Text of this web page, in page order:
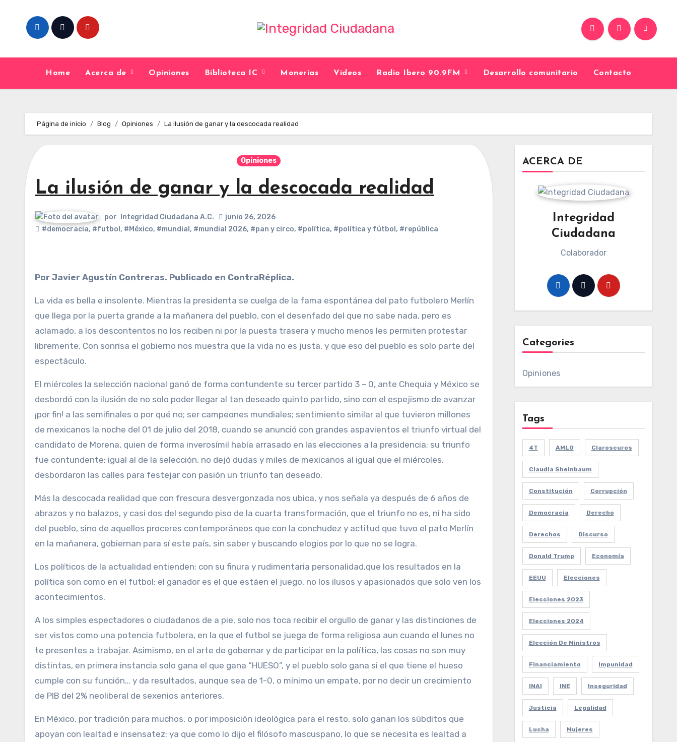
content
Home Acerca de Opiniones Biblioteca IC Monerías Videos Radio Ibero 90.9FM Desarrollo comunitario Contacto
Página de inicio Blog Opiniones La ilusión de ganar y la descocada realidad
Opiniones
La ilusión de ganar y la descocada realidad
por Integridad Ciudadana A.C.
junio 26, 2026
#democracia, #futbol , #México, #mundial , #mundial 2026, #pan y circo, #política, #política y fútbol , #república
Por Javier Agustín Contreras. Publicado en ContraRéplica.
La vida es bella e insolente. Mientras la presidenta se cuelga de la fama espontánea del pato futbolero Merlín
que llega por la puerta grande a la mañanera del pueblo, con el desenfado del que no sabe nada, pero es
aclamado, a los descontentos no los reciben ni por la puesta trasera y mucho menos les permiten protestar
libremente. Con sonrisa el gobierno nos muestra que la vida no es justa, y que eso del pueblo es solo parte del
espectáculo.
El miércoles la selección nacional ganó de forma contundente su tercer partido 3 – 0, ante Chequia y México se
desbordó con la ilusión de no solo poder llegar al tan deseado quinto partido, sino con el espejismo de avanzar
¡por fin! a las semifinales o por qué no; ser campeones mundiales; sentimiento similar al que tuvieron millones
de mexicanos la noche del 01 de julio del 2018, cuando se anunció con grandes aspavientos el triunfo virtual del
candidato de Morena, quien de forma inverosímil había arrasado en las elecciones a la presidencia; su triunfo
fue contundente; igual al de la selección, no dejó dudas y miles de mexicanos al igual que el miércoles,
desbordaron las calles para festejar con pasión un triunfo tan deseado.
Más la descocada realidad que con frescura desvergonzada nos ubica, y nos señala ya después de 6 años de
abrazos y no balazos, y casi dos del segundo piso de la cuarta transformación, que el triunfo no es, ni ha sido
del pueblo, sino de aquellos proceres contemporáneos que con la conchudez y actitud que tuvo el pato Merlín
en la mañanera, gobiernan para sí este país, sin saber y buscando elogios por lo que no se logra.
Los políticos de la actualidad entienden; con su finura y rudimentaria personalidad,que los resultados en la
política son como en el futbol; el ganador es el que estáen el juego, no los ilusos y apasionados que solo ven los
acontecimientos.
A los simples espectadores o ciudadanos de a pie, solo nos toca recibir el orgullo de ganar y las distinciones de
ser vistos como una potencia futbolera, en la que el futbol se juega de forma religiosa aun cuando el lunes no
te presentes a trabajar. Asimismo, en el arte de gobernar y de participar en la política, las cosas no son muy
distintas, en primera instancia solo gana el que gana “HUESO”, y el pueblo solo gana si el que tiene el hueso
cumple con su función… y da resultados, aunque sea de 1-0, o mínimo un empate, por no decir un crecimiento
de PIB del 2% neoliberal de sexenios anteriores.
En México, por tradición para muchos, o por imposición ideológica para el resto, solo ganan los súbditos que
apoyan con lealtad e insensatez; ya que como lo dijo el filósofo mascuspano, lo que se necesita es lealtad a
ACERCA DE
Integridad
Ciudadana
Colaborador
Categories
Opiniones
Tags
4T AMLO Claroscuros
Claudia Sheinbaum
Constitución Corrupción
Democracia Derecho
Derechos Discurso
Donald Trump Economía
EEUU Elecciones
Elecciones 2023
Elecciones 2024
Elección De Ministros
Financiamiento Impunidad
INAI INE Inseguridad
Justicia Legalidad
Lucha Mujeres